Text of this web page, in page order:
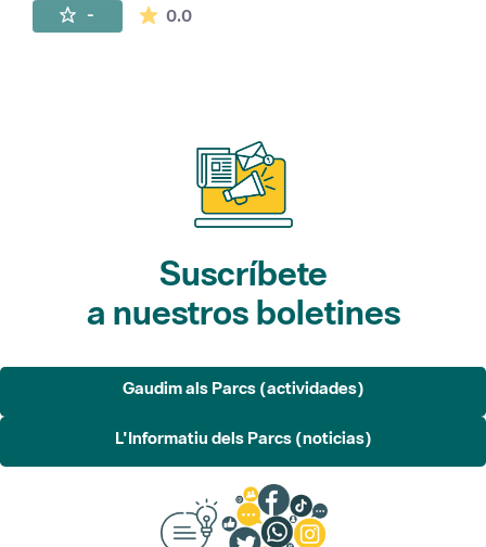
- 0.0La valoración media es de 0 estrellas de
Suscríbete
a nuestros boletines
Gaudim als Parcs (actividades)
L'Informatiu dels Parcs (noticias)